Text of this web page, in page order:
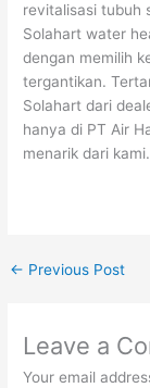
revitalisasi tubuh
Solahart water
dengan memilih
tergantikan.
Solahart dari
hanya di PT Air
menarik dari kami.
← Previous Post
Leave a
Your email